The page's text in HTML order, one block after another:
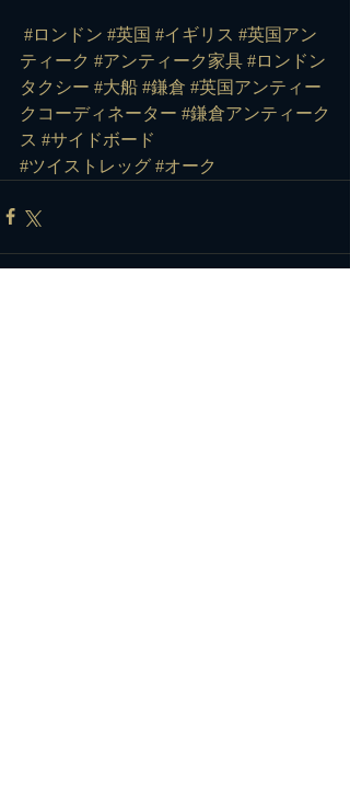
#ロンドン #英国 #イギリス #英国アン
ティーク #アンティーク家具 #ロンドン
タクシー #大船 #鎌倉 #英国アンティー
クコーディネーター #鎌倉アンティーク
ス #サイドボード
#ツイストレッグ #オーク